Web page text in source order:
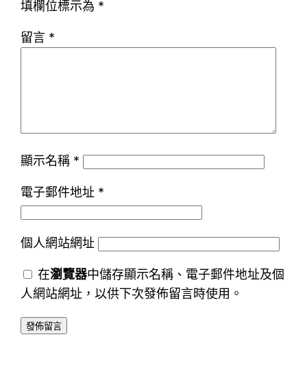
填欄位標示為 *
留言 *
顯示名稱 *
電子郵件地址 *
個人網站網址
在瀏覽器中儲存顯示名稱、電子郵件地址及個
人網站網址，以供下次發佈留言時使用。